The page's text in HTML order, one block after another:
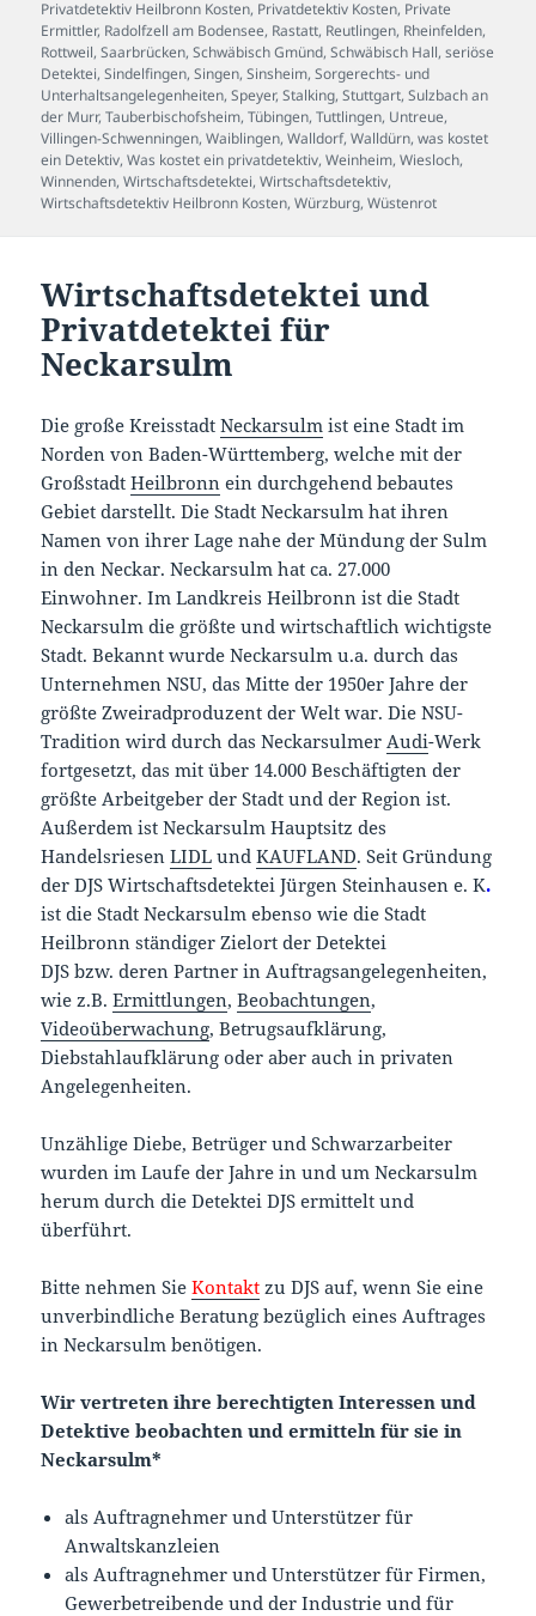
Privatdetektiv Heilbronn Kosten, Privatdetektiv Kosten, Private
Ermittler, Radolfzell am Bodensee, Rastatt, Reutlingen, Rheinfelden,
Rottweil,Saarbrücken,Schwäbisch Gmünd,Schwäbisch Hall,seriöse
Detektei,Sindelfingen,Singen,Sinsheim,Sorgerechts- und
Unterhaltsangelegenheiten,Speyer,Stalking,Stuttgart,Sulzbach an
der Murr,Tauberbischofsheim,Tübingen,Tuttlingen, Untreue,
Villingen-Schwenningen,Waiblingen,Walldorf,Walldürn,was kostet
ein Detektiv,Was kostet ein privatdetektiv,Weinheim,Wiesloch,
Winnenden,Wirtschaftsdetektei,Wirtschaftsdetektiv,
Wirtschaftsdetektiv Heilbronn Kosten,Würzburg,Wüstenrot
Wirtschaftsdetektei und
Privatdetektei für
Neckarsulm
Die große KreisstadtNeckarsulm ist eine Stadt im
Norden von Baden-Württemberg, welche mit der
GroßstadtHeilbronn ein durchgehend bebautes
Gebiet darstellt. Die Stadt Neckarsulm hat ihren
Namen von ihrer Lage nahe der Mündung der Sulm
in den Neckar. Neckarsulm hat ca. 27.000
Einwohner. Im Landkreis Heilbronn ist die Stadt
Neckarsulm die größte und wirtschaftlich wichtigste
Stadt. Bekannt wurde Neckarsulm u.a. durch das
Unternehmen NSU, das Mitte der 1950er Jahre der
größte Zweiradproduzent der Welt war. Die NSU-
Tradition wird durch das NeckarsulmerAudi-Werk
fortgesetzt, das mit über 14.000 Beschäftigten der
größte Arbeitgeber der Stadt und der Region ist.
Außerdem ist Neckarsulm Hauptsitz des
HandelsriesenLIDL undKAUFLAND. Seit Gründung
der DJS Wirtschaftsdetektei Jürgen Steinhausen e. K.
ist die Stadt Neckarsulm ebenso wie die Stadt
Heilbronn ständiger Zielort der Detektei
DJS bzw. deren Partner in Auftragsangelegenheiten,
wie z.B.Ermittlungen,Beobachtungen,
Videoüberwachung, Betrugsaufklärung,
Diebstahlaufklärung oder aber auch in privaten
Angelegenheiten.
Unzählige Diebe, Betrüger und Schwarzarbeiter
wurden im Laufe der Jahre in und um Neckarsulm
herum durch die Detektei DJS ermittelt und
überführt.
Bitte nehmen SieKontakt zu DJS auf, wenn Sie eine
unverbindliche Beratung bezüglich eines Auftrages
in Neckarsulm benötigen.
Wir vertreten ihre berechtigten Interessen und
Detektive beobachten und ermitteln für sie in
Neckarsulm*
als Auftragnehmer und Unterstützer für
Anwaltskanzleien
als Auftragnehmer und Unterstützer für Firmen,
Gewerbetreibende und der Industrie und für